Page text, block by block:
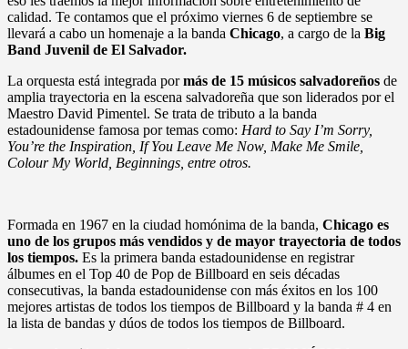
calidad. Te contamos que el próximo viernes 6 de septiembre se
llevará a cabo un homenaje a la banda Chicago, a cargo de la Big
Band Juvenil de El Salvador.
La orquesta está integrada pormás de 15 músicos salvadoreños de
amplia trayectoria en la escena salvadoreña que son liderados por el
Maestro David Pimentel. Se trata de tributo a la banda
estadounidense famosa por temas como: Hard to Say I’m Sorry,
You’re the Inspiration, If You Leave Me Now, Make Me Smile,
Colour My World, Beginnings, entre otros.
Formada en 1967 en la ciudad homónima de la banda, Chicago es
uno de los grupos más vendidos y de mayor trayectoria de todos
los tiempos. Es la primera banda estadounidense en registrar
álbumes en el Top 40 de Pop de Billboard en seis décadas
consecutivas, la banda estadounidense con más éxitos en los 100
mejores artistas de todos los tiempos de Billboard y la banda # 4 en
la lista de bandas y dúos de todos los tiempos de Billboard.